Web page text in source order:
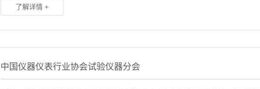
了解详情 +
中国仪器仪表行业协会试验仪器分会